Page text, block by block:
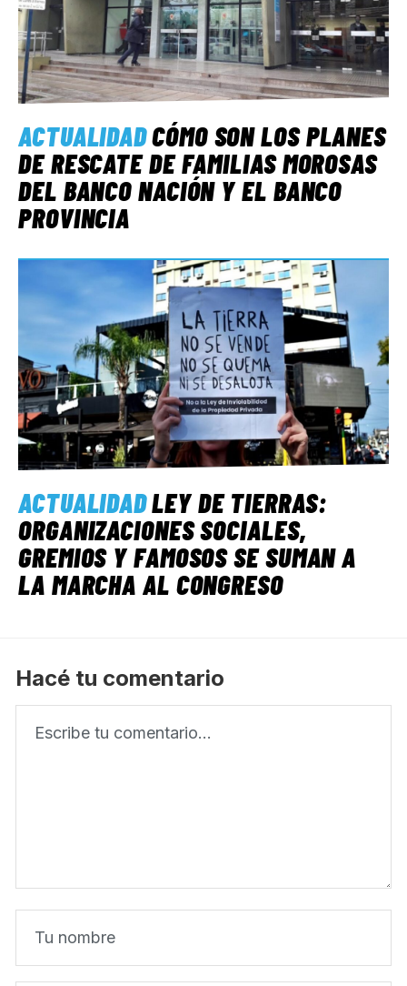
ACTUALIDADCÓMO SON LOS PLANES
DE RESCATE DE FAMILIAS MOROSAS
DEL BANCO NACIÓN Y EL BANCO
PROVINCIA
ACTUALIDADLEY DE TIERRAS:
ORGANIZACIONES SOCIALES,
GREMIOS Y FAMOSOS SE SUMAN A
LA MARCHA AL CONGRESO
Hacé tu comentario